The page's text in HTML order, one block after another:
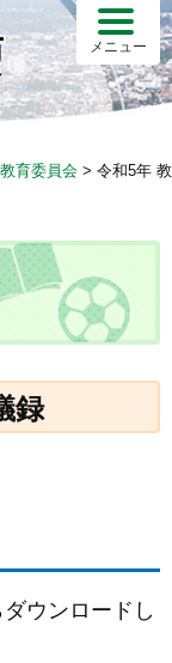
メニュー
育委員会 > 令和5年 教
録
ウンロードし